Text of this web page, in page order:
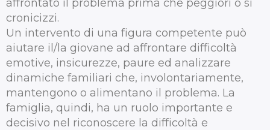
affrontato il problema prima che peggiori o si
cronicizzi.
Un intervento di una figura competente può
aiutare il/la giovane ad affrontare difficoltà
emotive, insicurezze, paure ed analizzare
dinamiche familiari che, involontariamente,
mantengono o alimentano il problema. La
famiglia, quindi, ha un ruolo importante e
decisivo nel riconoscere la difficoltà e